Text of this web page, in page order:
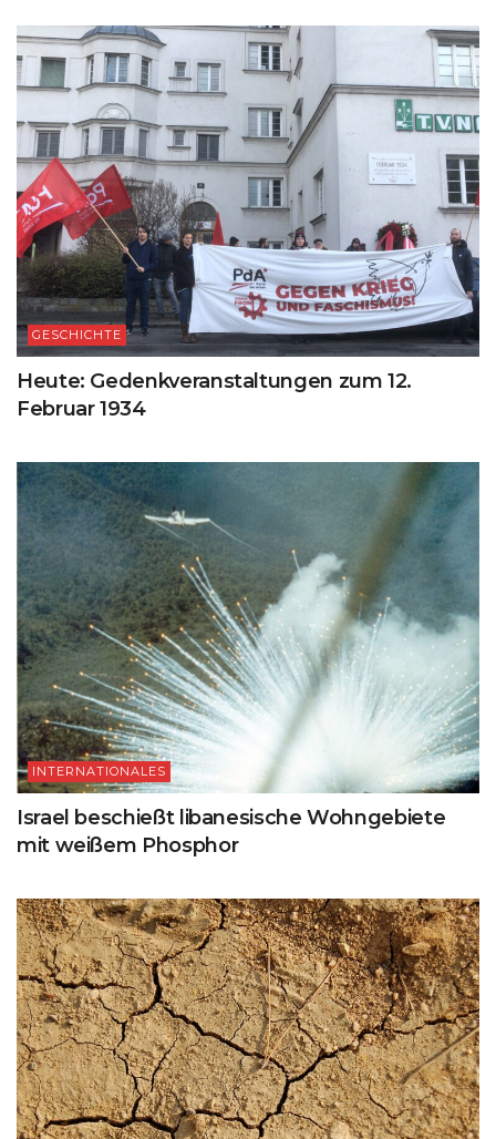
GESCHICHTE
Heute: Gedenkveranstaltungen zum 12.
Februar 1934
INTERNATIONALES
Israel beschießt libanesische Wohngebiete
mit weißem Phosphor